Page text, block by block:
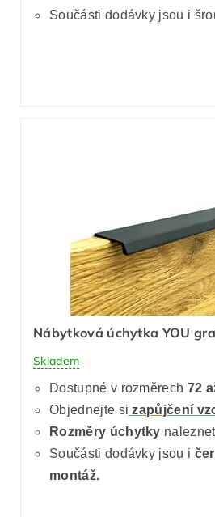
Součásti dodávky jsou i
Nábytková úchytka YOU
Skladem
Dostupné v rozměrech 72
Objednejte si zapůjčení
Rozměry úchytky
Součásti dodávky jsou i
montáž.